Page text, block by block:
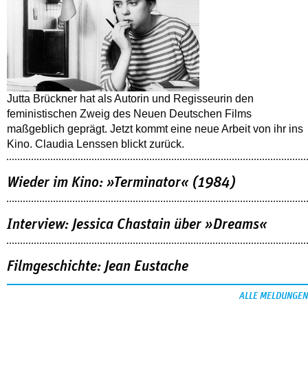
Jutta Brückner hat als Autorin und Regisseurin den
feministischen Zweig des Neuen Deutschen Films
maßgeblich geprägt. Jetzt kommt eine neue Arbeit von ihr ins
Kino. Claudia Lenssen blickt zurück.
Wieder im Kino: »Terminator« (1984)
Interview: Jessica Chastain über »Dreams«
Filmgeschichte: Jean Eustache
ALLE MELDUNGEN